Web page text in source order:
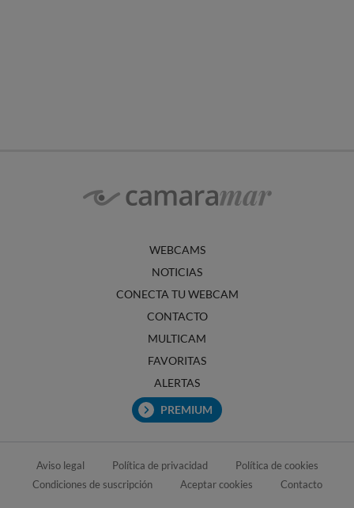
WEBCAMS
NOTICIAS
CONECTA TU WEBCAM
CONTACTO
MULTICAM
FAVORITAS
ALERTAS
PREMIUM
Aviso legal Política de privacidad
Política de cookies
Condiciones de suscripción
Aceptar cookies Contacto